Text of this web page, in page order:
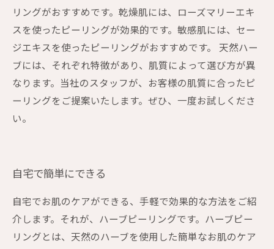
リングがおすすめです。乾燥肌には、ローズマリーエキ
スを使ったピーリングが効果的です。敏感肌には、セー
ジエキスを使ったピーリングがおすすめです。 天然ハー
ブには、それぞれ特徴があり、肌質によって選び方が異
なります。当社のスタッフが、お客様の肌質に合ったピ
ーリングをご提案いたします。ぜひ、一度お試しくださ
い。
自宅で簡単にできる
自宅でお肌のケアができる、手軽で効果的な方法をご紹
介します。それが、ハーブピーリングです。ハーブピー
リングとは、天然のハーブを使用した簡単なお肌のケア